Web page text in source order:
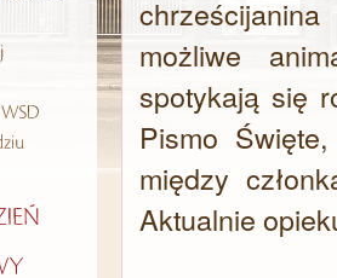
możliwe
spotykają się
Pismo
między
Aktualnie